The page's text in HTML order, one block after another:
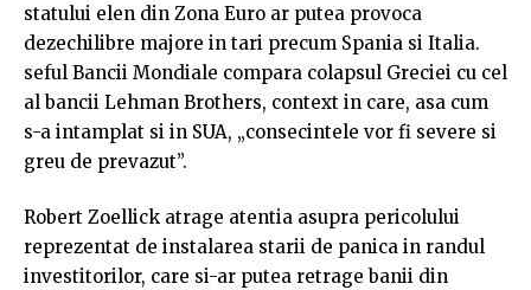
statului elen din Zona Euro ar putea provoca
dezechilibre majore in tari precum Spania si Italia.
seful Bancii Mondiale compara colapsul Greciei cu cel
al bancii Lehman Brothers, context in care, asa cum
s-a intamplat si in SUA, „consecintele vor fi severe si
greu de prevazut”.
Robert Zoellick atrage atentia asupra pericolului
reprezentat de instalarea starii de panica in randul
investitorilor, care si-ar putea retrage banii din